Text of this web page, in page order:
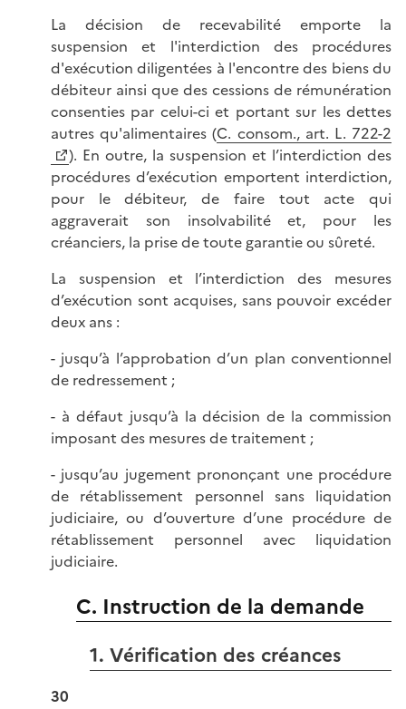
La décision de recevabilité emporte la
suspension et l'interdiction des procédures
d'exécution diligentées à l'encontre des biens du
débiteur ainsi que des cessions de rémunération
consenties par celui-ci et portant sur les dettes
autres qu'alimentaires (C. consom., art. L. 722-2
). En outre, la suspension et l’interdiction des
procédures d’exécution emportent interdiction,
pour le débiteur, de faire tout acte qui
aggraverait son insolvabilité et, pour les
créanciers, la prise de toute garantie ou sûreté.
La suspension et l’interdiction des mesures
d’exécution sont acquises, sans pouvoir excéder
deux ans :
- jusqu’à l’approbation d’un plan conventionnel
de redressement ;
- à défaut jusqu’à la décision de la commission
imposant des mesures de traitement ;
- jusqu’au jugement prononçant une procédure
de rétablissement personnel sans liquidation
judiciaire, ou d’ouverture d’une procédure de
rétablissement personnel avec liquidation
judiciaire.
C. Instruction de la demande
1. Vérification des créances
30